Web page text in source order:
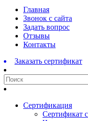
Перейти
содержимому
Главная
Звонок с сайта
Задать вопрос
Отзывы
Контакты
Заказать сертификат
Сертификация
Сертификат